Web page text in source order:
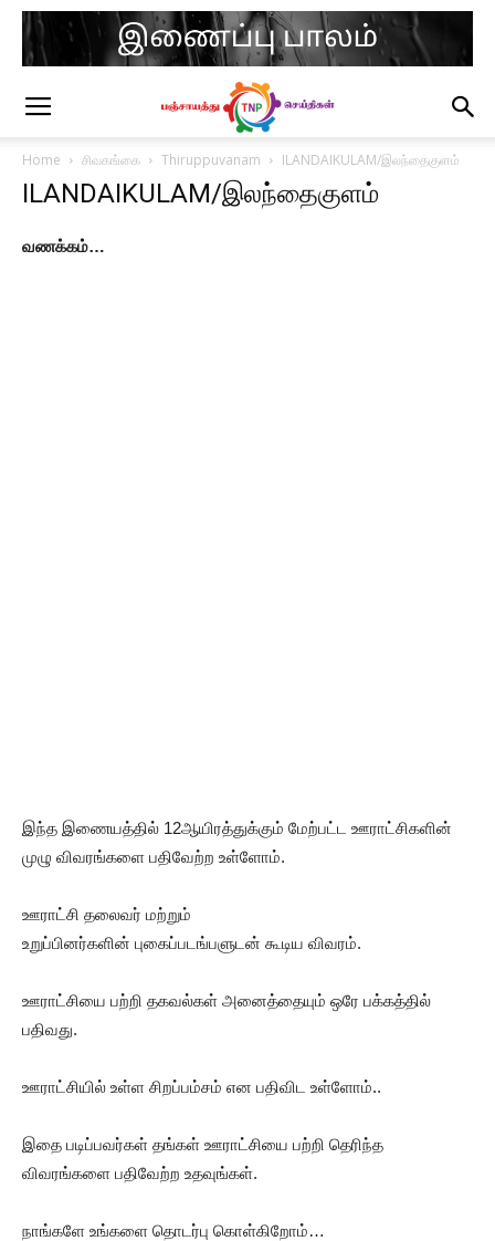
Home சிவகங்கை Thiruppuvanam ILANDAIKULAM/இலந்தைகுளம்
ILANDAIKULAM/இலந்தைகுளம்
வணக்கம்…
இந்த இணையத்தில் 12ஆயிரத்துக்கும் மேற்பட்ட ஊராட்சிகளின்
முழு விவரங்களை பதிவேற்ற உள்ளோம்.
ஊராட்சி தலைவர் மற்றும்
உறுப்பினர்களின் புகைப்படங்பளுடன் கூடிய விவரம்.
ஊராட்சியை பற்றி தகவல்கள் அனைத்தையும் ஒரே பக்கத்தில்
பதிவது.
ஊராட்சியில் உள்ள சிறப்பம்சம் என பதிவிட உள்ளோம்..
இதை படிப்பவர்கள் தங்கள் ஊராட்சியை பற்றி தெரிந்த
விவரங்களை பதிவேற்ற உதவுங்கள்.
நாங்களே உங்களை தொடர்பு கொள்கிறோம்…